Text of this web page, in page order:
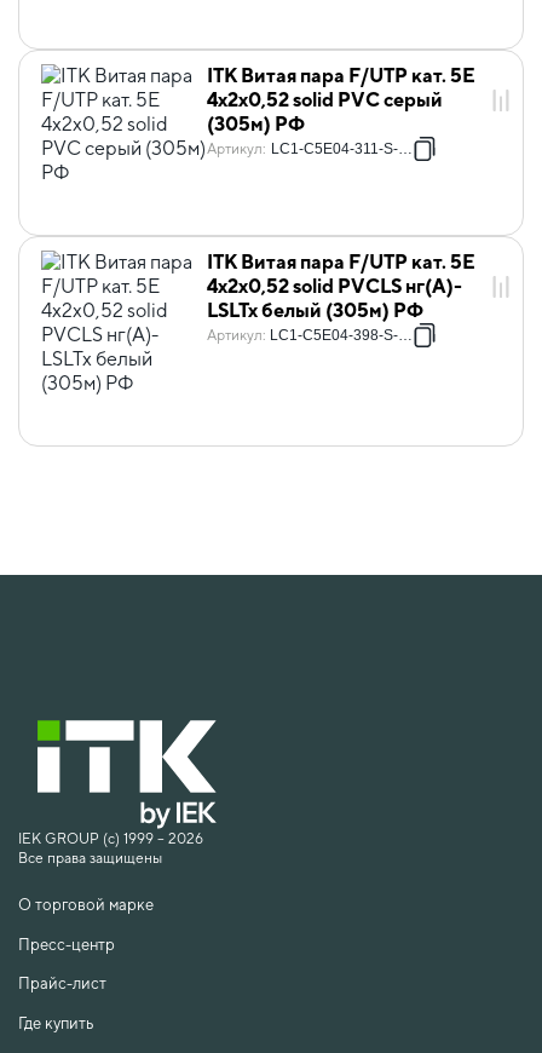
ITK Витая пара F/UTP кат. 5E
4х2х0,52 solid PVC серый
(305м) РФ
Артикул: LC1-C5E04-311-S-P-R
ITK Витая пара F/UTP кат. 5E
4х2х0,52 solid PVCLS нг(А)-
LSLTx белый (305м) РФ
Артикул: LC1-C5E04-398-S-P-R
IEK GROUP (c) 1999 – 2026
Все права защищены
О торговой марке
Пресс-центр
Прайс-лист
Где купить